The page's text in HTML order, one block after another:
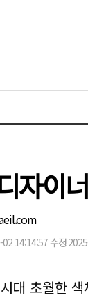
자이
02 14:14:57 수정
시대 초월한